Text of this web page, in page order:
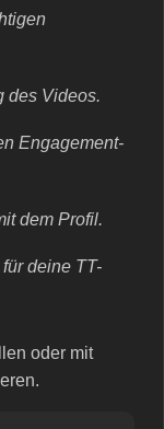
des Videos.
Engagement-
dem Profil.
deine TT-
oder mit